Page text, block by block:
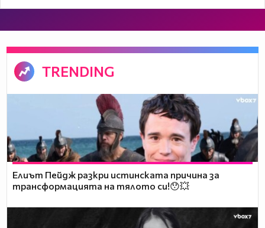
TRENDING
Елиът Пейдж разкри истинската причина за
трансформацията на тялото си!😯💥